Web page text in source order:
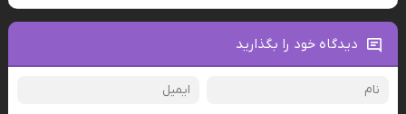
دیدگاه خود را بگذارید